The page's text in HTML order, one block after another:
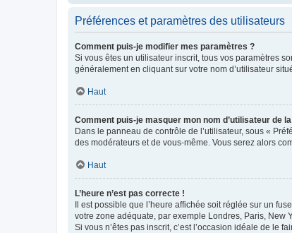
Préférences et paramètres des utilisateurs
Comment puis-je modifier mes paramètres ?
Si vous êtes un utilisateur inscrit, tous vos paramètres
généralement en cliquant sur votre nom d’utilisateur
Haut
Comment puis-je masquer mon nom d’utilisateur de
Dans le panneau de contrôle de l’utilisateur, sous «
des modérateurs et de vous-même. Vous serez alors
Haut
L’heure n’est pas correcte !
Il est possible que l’heure affichée soit réglée sur un
votre zone adéquate, par exemple Londres, Paris, New
Si vous n’êtes pas inscrit, c’est l’occasion idéale de le